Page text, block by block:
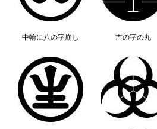
中輪に八の字崩し 吉の字の丸